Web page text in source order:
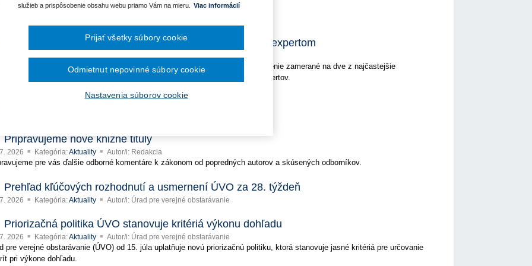
pre zhotovenie analýzy
September 2024
August 2024
Jún 2024
Marec 2024
December 2023
November 2023
Október 2023
Prehľad výstupov ÚVO za 30. týždeň
2026
ÚVO vydal nové metodické usmernenie k referenciám a expertom
2026 Kategória:Aktuality Autor/i: Úrad pre verejné obstarávanie
pre verejné obstarávanie (ÚVO) zverejnil nové všeobecné metodické usmernenie zamerané na dve z najčastejšie
podmienok technickej a odbornej spôsobilosti, a to referencie a expertov.
Prehľad rozhodnutí a usmernení ÚVO za 29. týždeň
2026
Pripravujeme nové knižné tituly
2026 Kategória:Aktuality Autor/i: Redakcia
pre vás ďalšie odborné komentáre k zákonom od popredných autorov a skúsených odborníkov.
Prehľad kľúčových rozhodnutí a usmernení ÚVO za 28. týždeň
2026 Kategória:Aktuality Autor/i: Úrad pre verejné obstarávanie
Priorizačná politika ÚVO stanovuje kritériá výkonu dohľadu
2026 Kategória:Aktuality Autor/i: Úrad pre verejné obstarávanie
pre verejné obstarávanie (ÚVO) od 15. júla uplatňuje novú priorizačnú politiku, ktorá stanovuje jasné kritériá pre určovanie
pri výkone dohľadu.
služieb a prispôsobenie obsahu webu priamo Vám na mieru.
Viac informácií
Nastavenia súborov cookie
Odmietnut nepovinné súbory cookie
Prijať všetky súbory cookie